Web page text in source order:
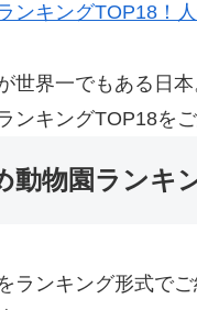
ンキングTOP18！
世界一でもある日
ンキングTOP18を
動物園ランキ
ランキング形式で